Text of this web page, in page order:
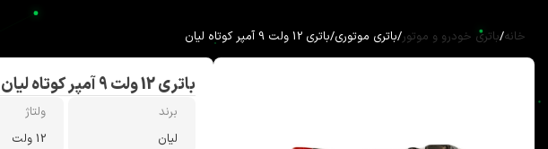
خانه/باتری خودرو و موتور/باتری موتوری/باتری 12 ولت 9 آمپر کوتاه لیان
باتری 12 ولت 9 آمپر کوتاه لیان
برند
لیان
ولتاژ
12 ولت